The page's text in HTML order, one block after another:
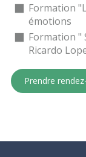
Formation
émotions
Formation "
Ricardo
Prendre